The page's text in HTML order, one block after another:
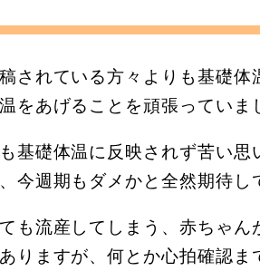
されている方々よりも基礎
をあげることを頑張っていま
基礎体温に反映されず苦い
今週期もダメかと全然期待し
も流産してしまう、赤ちゃん
りますが、何とか心拍確認